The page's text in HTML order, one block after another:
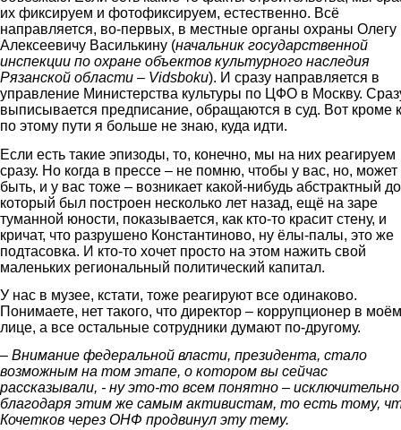
их фиксируем и фотофиксируем, естественно. Всё
направляется, во-первых, в местные органы охраны Олегу
Алексеевичу Василькину (начальник государственной
инспекции по охране объектов культурного наследия
Рязанской области – Vidsboku). И сразу направляется в
управление Министерства культуры по ЦФО в Москву.
выписывается предписание, обращаются в суд. Вот кроме
по этому пути я больше не знаю, куда идти.
Если есть такие эпизоды, то, конечно, мы на них реагируем
сразу. Но когда в прессе – не помню, чтобы у вас, но, может
быть, и у вас тоже – возникает какой-нибудь абстрактный
который был построен несколько лет назад, ещё на заре
туманной юности, показывается, как кто-то красит стену, и
кричат, что разрушено Константиново, ну ёлы-палы, это же
подтасовка. И кто-то хочет просто на этом нажить свой
маленьких региональный политический капитал.
У нас в музее, кстати, тоже реагируют все одинаково.
Понимаете, нет такого, что директор – коррупционер в моём
лице, а все остальные сотрудники думают по-другому.
– Внимание федеральной власти, президента, стало
возможным на том этапе, о котором вы сейчас
рассказывали, - ну это-то всем понятно – исключительно
благодаря этим же самым активистам, то есть тому,
Кочетков через ОНФ продвинул эту тему.